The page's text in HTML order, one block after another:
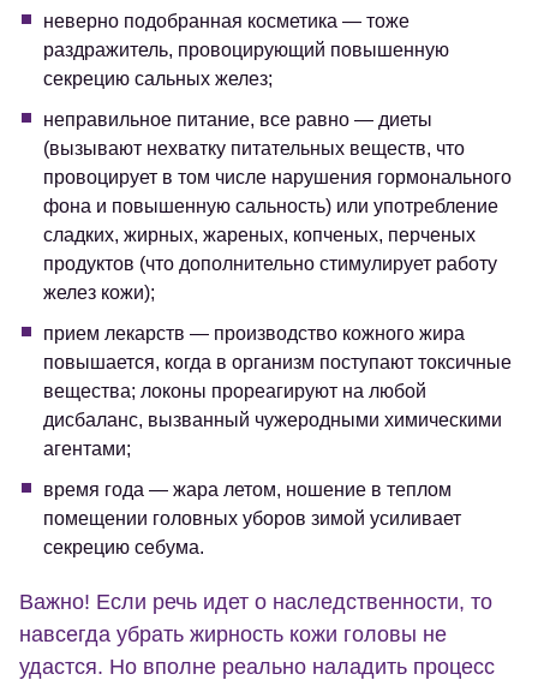
неверно подобранная косметика — тоже
раздражитель, провоцирующий повышенную
секрецию сальных желез;
неправильное питание, все равно — диеты
(вызывают нехватку питательных веществ, что
провоцирует в том числе нарушения гормонального
фона и повышенную сальность) или употребление
сладких, жирных, жареных, копченых, перченых
продуктов (что дополнительно стимулирует работу
желез кожи);
прием лекарств — производство кожного жира
повышается, когда в организм поступают токсичные
вещества; локоны прореагируют на любой
дисбаланс, вызванный чужеродными химическими
агентами;
время года — жара летом, ношение в теплом
помещении головных уборов зимой усиливает
секрецию себума.
Важно! Если речь идет о наследственности, то
навсегда убрать жирность кожи головы не
удастся. Но вполне реально наладить процесс